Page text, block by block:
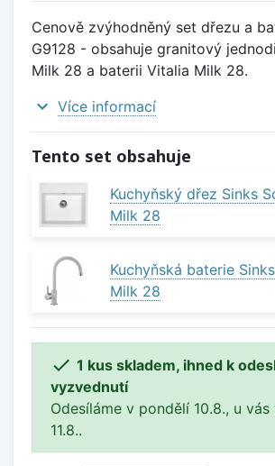
Cenově zvýhodněný set dřezu a
G9128 - obsahuje granitový
Milk 28 a baterii Vitalia Milk 28.
expand_more Více informací
Tento set obsahuje
Kuchyňský dřez Sinks
Milk 28
Kuchyňská baterie
Milk 28
 1 kus skladem, ihned k
vyzvednutí
Odesíláme v pondělí 10.8., u
11.8..